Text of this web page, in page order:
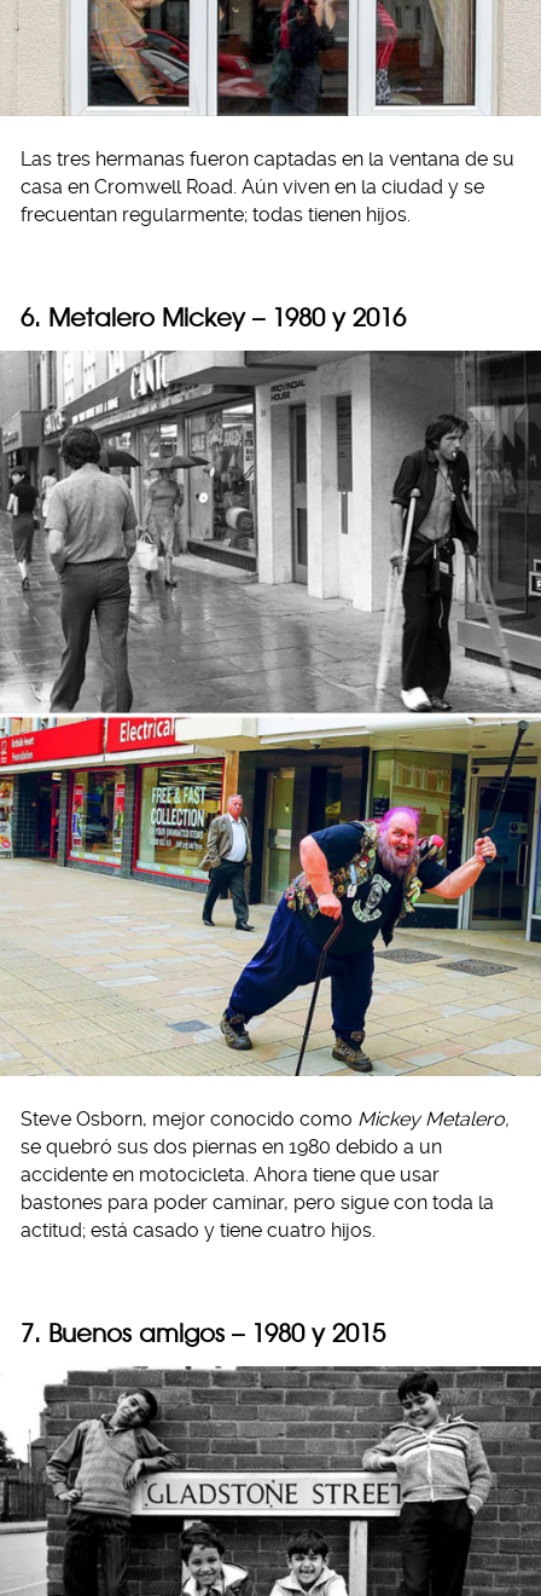
Las tres hermanas fueron captadas en la ventana de su
casa en Cromwell Road. Aún viven en la ciudad y se
frecuentan regularmente; todas tienen hijos.
6. Metalero Mickey – 1980 y 2016
Steve Osborn, mejor conocido como Mickey Metalero,
se quebró sus dos piernas en 1980 debido a un
accidente en motocicleta. Ahora tiene que usar
bastones para poder caminar, pero sigue con toda la
actitud; está casado y tiene cuatro hijos.
7. Buenos amigos – 1980 y 2015